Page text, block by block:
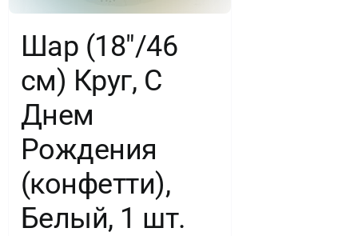
Шар (18″/46
см) Круг, С
Днем
Рождения
(конфетти),
Белый, 1 шт.